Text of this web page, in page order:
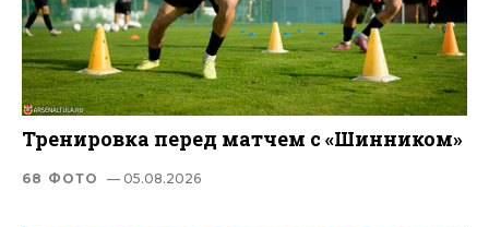
Тренировка перед матчем с «Шинником»
68 ФОТО — 05.08.2026